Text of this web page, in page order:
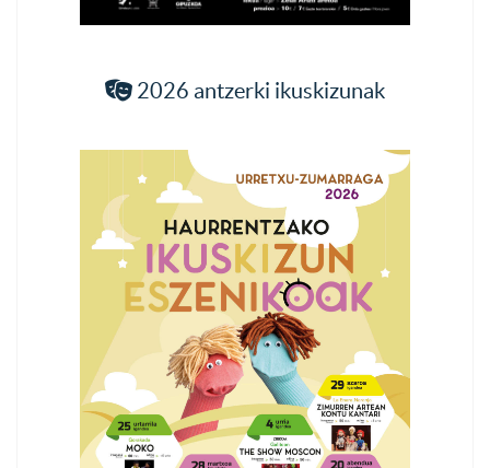
2026 antzerki ikuskizunak